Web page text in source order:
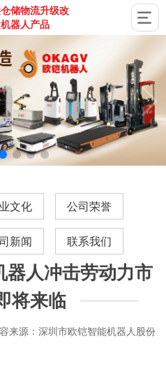
储物流升级改
器人产品
文化 公司荣誉
新闻 联系我们
器人冲击劳动力市
将来临
来源：深圳市欧铠智能机器人股份